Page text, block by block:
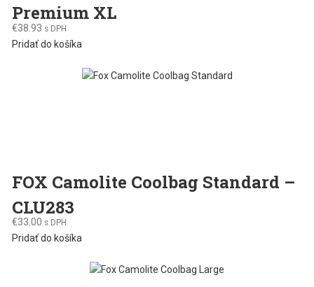
Premium XL
€38.93 s DPH
Pridať do košíka
FOX Camolite Coolbag Standard –
CLU283
€33.00 s DPH
Pridať do košíka